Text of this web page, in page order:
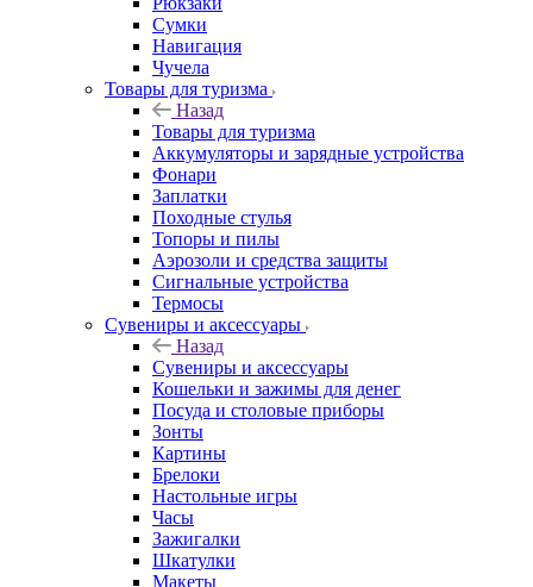
Сумки
Навигация
Чучела
Товары для туризма
Назад
Товары для туризма
Аккумуляторы и зарядные устройства
Фонари
Заплатки
Походные стулья
Топоры и пилы
Аэрозоли и средства защиты
Сигнальные устройства
Термосы
Сувениры и аксессуары
Назад
Сувениры и аксессуары
Кошельки и зажимы для денег
Посуда и столовые приборы
Зонты
Картины
Брелоки
Настольные игры
Часы
Зажигалки
Шкатулки
Макеты